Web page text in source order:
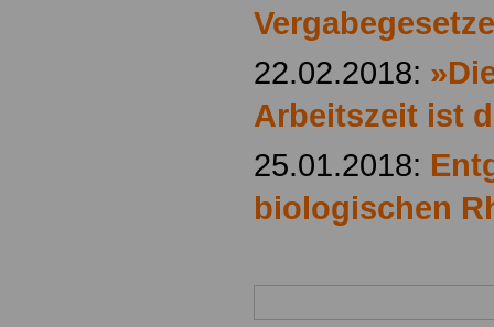
22.02.2018:
Arbeitszeit ist
25.01.2018:
biologischen